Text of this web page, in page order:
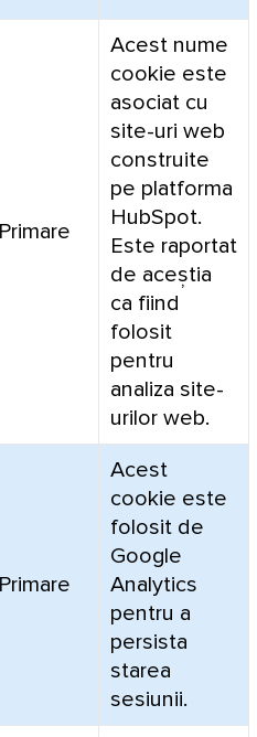
Primare
Acest nume
cookie este
asociat cu
site-uri web
construite
pe platforma
HubSpot.
Este raportat
de aceștia
ca fiind
folosit
pentru
analiza site-
urilor web.
Primare
Acest
cookie este
folosit de
Google
Analytics
pentru a
persista
starea
sesiunii.